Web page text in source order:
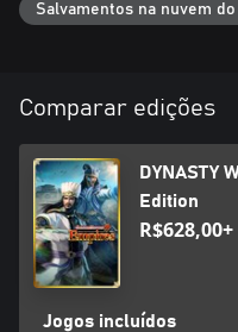
Bónus de pré-reserva
- "Guard Gem"
- Male Custom "Zhao Yun Set"
Nota: disponível até 28/02/
Nota: certos conteúdos
compra mais tarde.
Salvamentos na nuvem do
Comparar edições
DYNASTY
Edition
R$628,00+
Jogos incluídos